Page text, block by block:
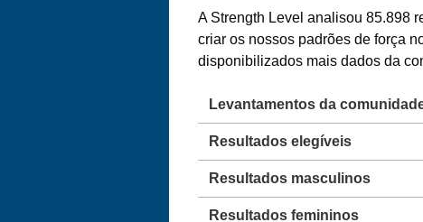
A Strength Level analisou 85.898
criar os nossos padrões de força
disponibilizados mais dados da
Levantamentos da
Resultados elegíveis
Resultados masculinos
Resultados femininos